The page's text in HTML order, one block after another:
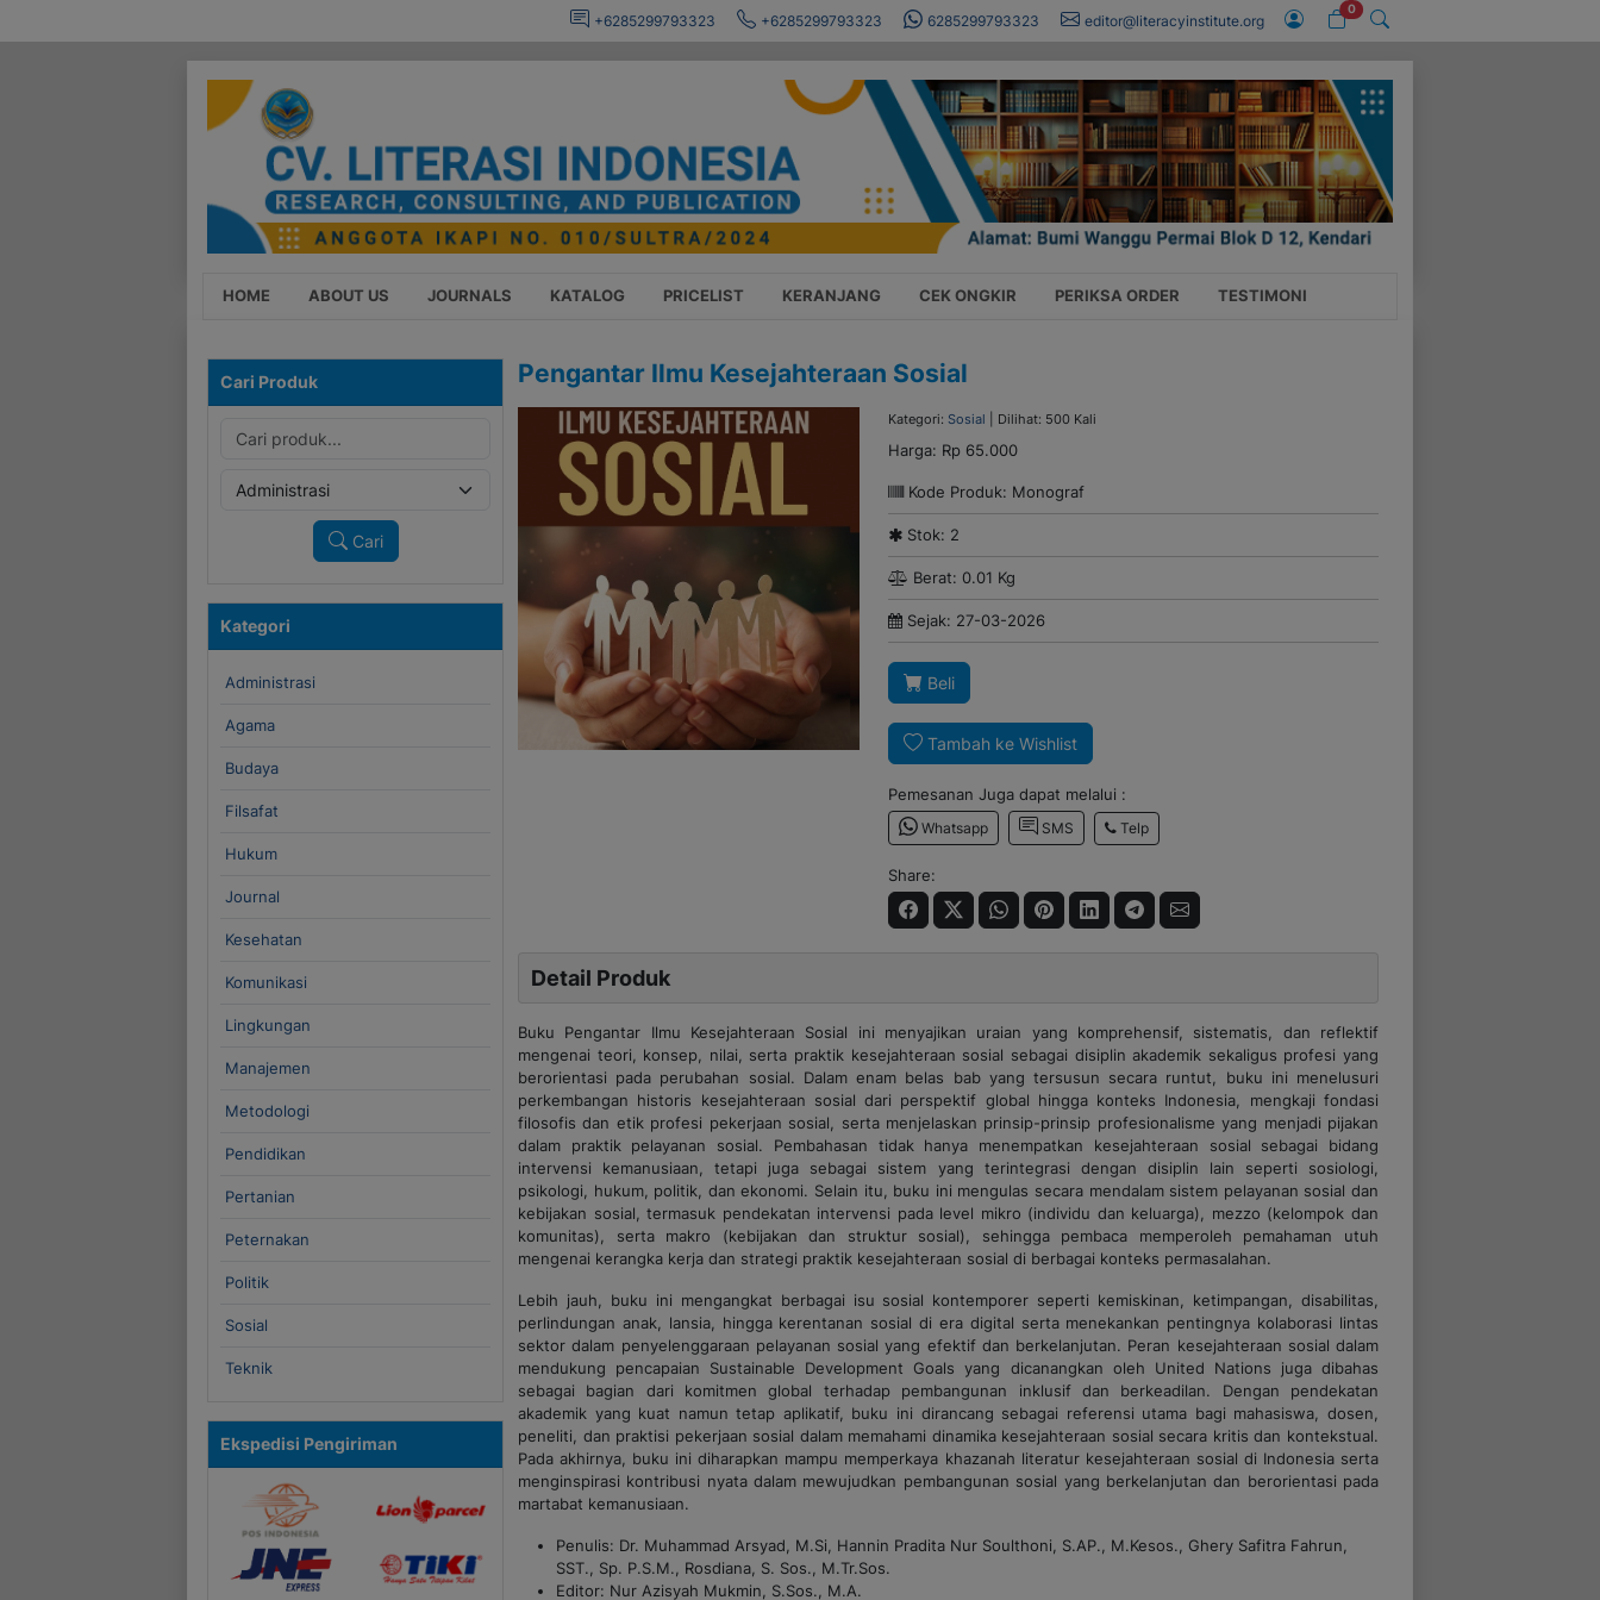
+6285299793323 +6285299793323 6285299793323 editor@literacyinstitute.org
0
HOME ABOUT US JOURNALS KATALOG PRICELIST KERANJANG CEK ONGKIR PERIKSA ORDER TESTIMONI
Pengantar Ilmu Kesejahteraan Sosial
Kategori:Sosial | Dilihat: 500 Kali
Harga: Rp 65.000
Kode Produk: Monograf
Stok: 2
Berat: 0.01 Kg
Sejak: 27-03-2026
Beli
Tambah ke Wishlist
Pemesanan Juga dapat melalui :
Whatsapp SMS Telp
Share:
Detail Produk
Buku Pengantar Ilmu Kesejahteraan Sosial ini menyajikan uraian yang komprehensif, sistematis, dan reflektif
mengenai teori, konsep, nilai, serta praktik kesejahteraan sosial sebagai disiplin akademik sekaligus profesi yang
berorientasi pada perubahan sosial. Dalam enam belas bab yang tersusun secara runtut, buku ini menelusuri
perkembangan historis kesejahteraan sosial dari perspektif global hingga konteks Indonesia, mengkaji fondasi
filosofis dan etik profesi pekerjaan sosial, serta menjelaskan prinsip-prinsip profesionalisme yang menjadi pijakan
dalam praktik pelayanan sosial. Pembahasan tidak hanya menempatkan kesejahteraan sosial sebagai bidang
intervensi kemanusiaan, tetapi juga sebagai sistem yang terintegrasi dengan disiplin lain seperti sosiologi,
psikologi, hukum, politik, dan ekonomi. Selain itu, buku ini mengulas secara mendalam sistem pelayanan sosial dan
kebijakan sosial, termasuk pendekatan intervensi pada level mikro (individu dan keluarga), mezzo (kelompok dan
komunitas), serta makro (kebijakan dan struktur sosial), sehingga pembaca memperoleh pemahaman utuh
mengenai kerangka kerja dan strategi praktik kesejahteraan sosial di berbagai konteks permasalahan.
Lebih jauh, buku ini mengangkat berbagai isu sosial kontemporer seperti kemiskinan, ketimpangan, disabilitas,
perlindungan anak, lansia, hingga kerentanan sosial di era digital serta menekankan pentingnya kolaborasi lintas
sektor dalam penyelenggaraan pelayanan sosial yang efektif dan berkelanjutan. Peran kesejahteraan sosial dalam
mendukung pencapaian Sustainable Development Goals yang dicanangkan oleh United Nations juga dibahas
sebagai bagian dari komitmen global terhadap pembangunan inklusif dan berkeadilan. Dengan pendekatan
akademik yang kuat namun tetap aplikatif, buku ini dirancang sebagai referensi utama bagi mahasiswa, dosen,
peneliti, dan praktisi pekerjaan sosial dalam memahami dinamika kesejahteraan sosial secara kritis dan kontekstual.
Pada akhirnya, buku ini diharapkan mampu memperkaya khazanah literatur kesejahteraan sosial di Indonesia serta
menginspirasi kontribusi nyata dalam mewujudkan pembangunan sosial yang berkelanjutan dan berorientasi pada
martabat kemanusiaan.
Penulis: Dr. Muhammad Arsyad, M.Si, Hannin Pradita Nur Soulthoni, S.AP., M.Kesos., Ghery Safitra Fahrun,
SST., Sp. P.S.M., Rosdiana, S. Sos., M.Tr.Sos.
Editor: Nur Azisyah Mukmin, S.Sos., M.A.
Cari Produk
Cari
Kategori
Administrasi
Agama
Budaya
Filsafat
Hukum
Journal
Kesehatan
Komunikasi
Lingkungan
Manajemen
Metodologi
Pendidikan
Pertanian
Peternakan
Politik
Sosial
Teknik
Ekspedisi Pengiriman